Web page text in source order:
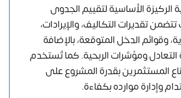
الركيزة الأساسية لتقييم الجدوى
تقديرات التكاليف، والإيرادات،
وقوائم الدخل المتوقعة، بالإضافة
ومؤشرات الربحية. كما تُستخدم
المستثمرين بقدرة المشروع على
وإدارة موارده بكفاءة.